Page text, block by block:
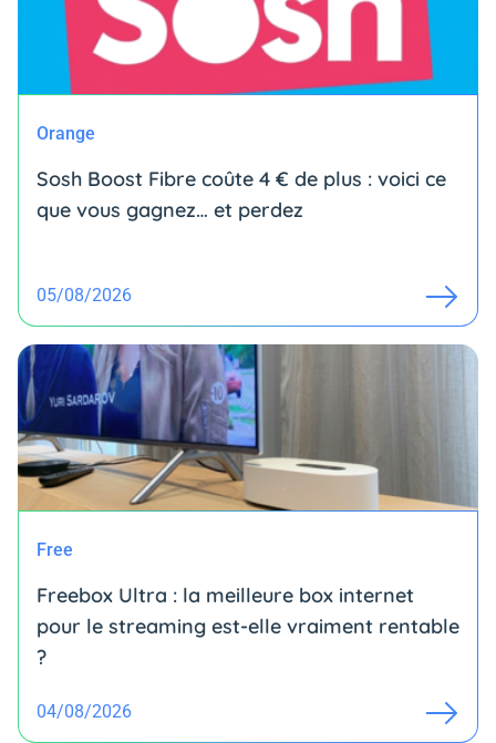
Orange
Sosh Boost Fibre coûte 4 € de plus : voici ce
que vous gagnez… et perdez
05/08/2026
Free
Freebox Ultra : la meilleure box internet
pour le streaming est-elle vraiment rentable
?
04/08/2026